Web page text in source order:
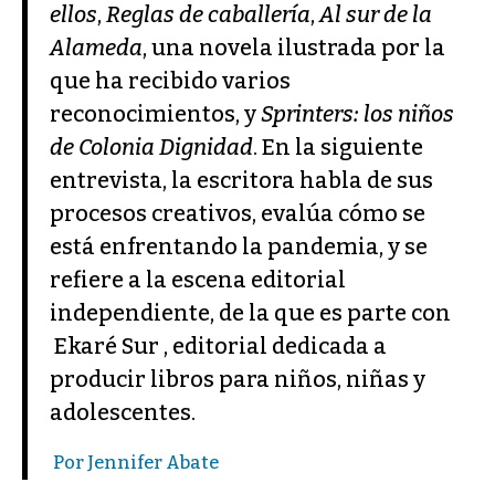
ellos, Reglas de caballería,Al sur de la
Alameda, una novela ilustrada por la
que ha recibido varios
reconocimientos, ySprinters: los niños
de Colonia Dignidad. En la siguiente
entrevista, la escritora habla de sus
procesos creativos, evalúa cómo se
está enfrentando la pandemia, y se
refiere a la escena editorial
independiente, de la que es parte con
Ekaré Sur , editorial dedicada a
producir libros para niños, niñas y
adolescentes.
Por Jennifer Abate